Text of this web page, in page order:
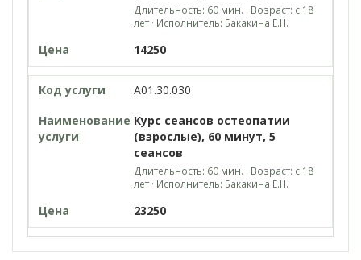
Длительность: 60 мин. · Возраст: с 18
лет · Исполнитель: Бакакина Е.Н.
14250
A01.30.030
Курс сеансов остеопатии
(взрослые), 60 минут, 5
сеансов
Длительность: 60 мин. · Возраст: с 18
лет · Исполнитель: Бакакина Е.Н.
23250